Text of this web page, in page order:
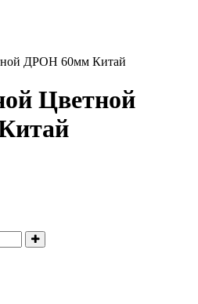
ДРОН 60мм Китай
Цветной